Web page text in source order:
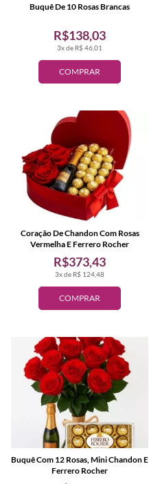
COMPRAR
3x de R$ 46,01
R$138,03
Buquê De 10 Rosas Brancas
COMPRAR
3x de R$ 124,48
R$373,43
Coração De Chandon Com Rosas
Vermelha E Ferrero Rocher
Buquê Com 12 Rosas, Mini Chandon E
Ferrero Rocher